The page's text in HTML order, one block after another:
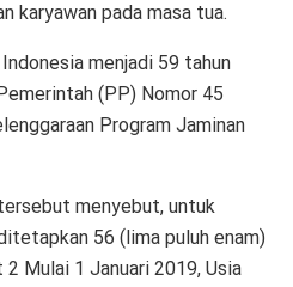
karyawan pada masa tua.
menjadi 59 tahun
(PP) Nomor 45
Program Jaminan
menyebut, untuk
56 (lima puluh enam)
2 Mulai 1 Januari 2019, Usia